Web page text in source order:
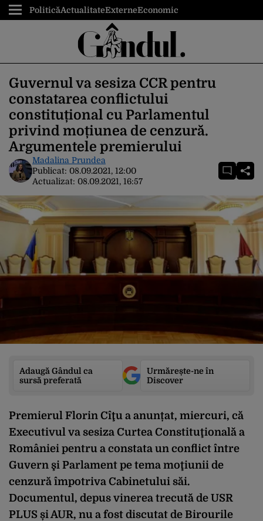
PoliticăActualitateExterneEconomic
Guvernul va sesiza CCR pentru
constatarea conflictului
constituțional cu Parlamentul
privind moțiunea de cenzură.
Argumentele premierului
Madalina Prundea
Publicat: 08.09.2021, 12:00
Actualizat: 08.09.2021, 16:57
Adaugă Gândul ca
sursă preferată
Urmărește-ne în
Discover
Premierul Florin Cîţu a anunțat, miercuri, că
Executivul va sesiza Curtea Constituţională a
României pentru a constata un conflict între
Guvern şi Parlament pe tema moţiunii de
cenzură împotriva Cabinetului săi.
Documentul, depus vinerea trecută de USR
PLUS și AUR, nu a fost discutat de Birourile